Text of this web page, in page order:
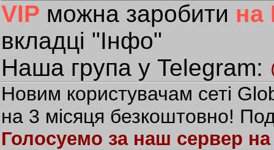
VIP можна заробити на
вкладці "Інфо"
Наша група у Telegram:
Новим користувачам сеті
на 3 місяця безкоштовно!
Голосуемо за наш сервер на